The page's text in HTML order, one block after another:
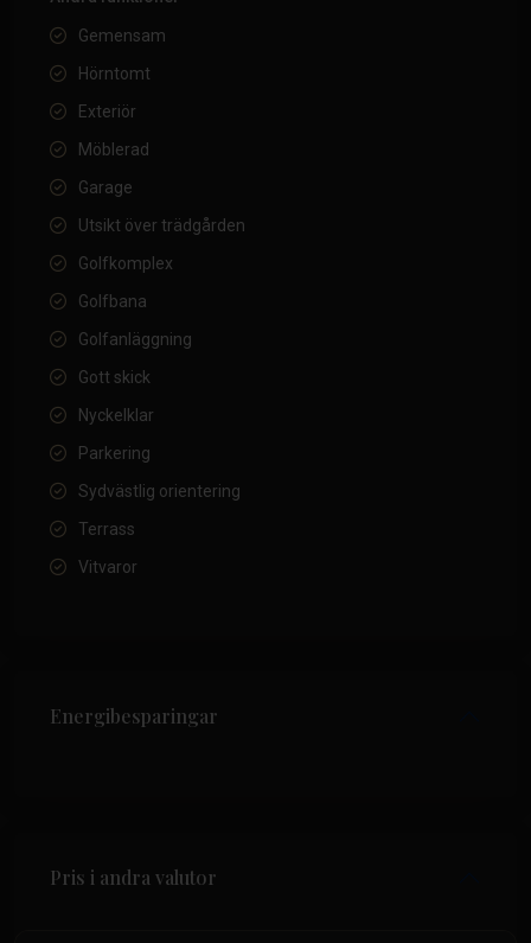
Gemensam
Hörntomt
Exteriör
Möblerad
Garage
Utsikt över trädgården
Golfkomplex
Golfbana
Golfanläggning
Gott skick
Nyckelklar
Parkering
Sydvästlig orientering
Terrass
Vitvaror
Energibesparingar
Pris i andra valutor